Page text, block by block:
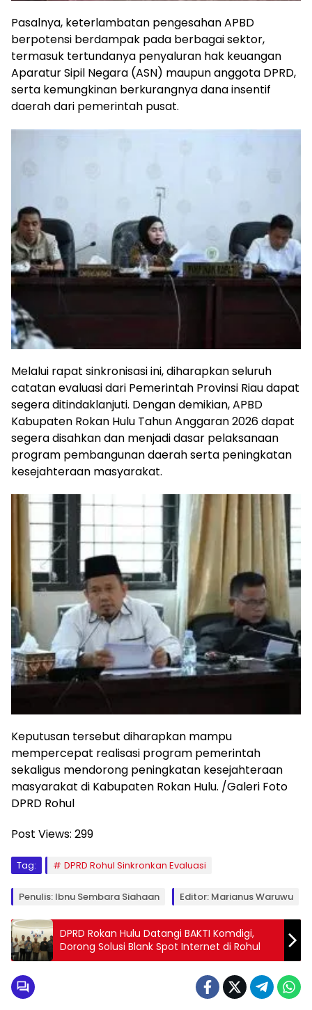
Pasalnya, keterlambatan pengesahan APBD
berpotensi berdampak pada berbagai sektor,
termasuk tertundanya penyaluran hak keuangan
Aparatur Sipil Negara (ASN) maupun anggota DPRD,
serta kemungkinan berkurangnya dana insentif
daerah dari pemerintah pusat.
Melalui rapat sinkronisasi ini, diharapkan seluruh
catatan evaluasi dari Pemerintah Provinsi Riau dapat
segera ditindaklanjuti. Dengan demikian, APBD
Kabupaten Rokan Hulu Tahun Anggaran 2026 dapat
segera disahkan dan menjadi dasar pelaksanaan
program pembangunan daerah serta peningkatan
kesejahteraan masyarakat.
Keputusan tersebut diharapkan mampu
mempercepat realisasi program pemerintah
sekaligus mendorong peningkatan kesejahteraan
masyarakat di Kabupaten Rokan Hulu. /Galeri Foto
DPRD Rohul
Post Views: 299
Tag: DPRD Rohul Sinkronkan Evaluasi
Penulis: Ibnu Sembara Siahaan Editor: Marianus Waruwu
DPRD Rokan Hulu Datangi BAKTI Komdigi,
Dorong Solusi Blank Spot Internet di Rohul